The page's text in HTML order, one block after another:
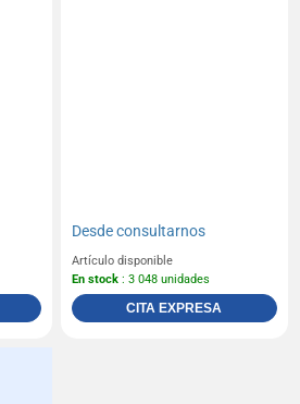
Desdeconsultarnos
Artículo disponible
En stock : 3 048 unidades
CITA EXPRESA